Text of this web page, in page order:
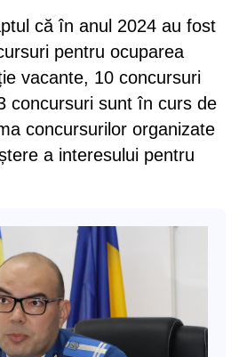
că în anul 2024 au fost
pentru ocuparea
vacante, 10 concursuri
concursuri sunt în curs de
concursurilor organizate
a interesului pentru